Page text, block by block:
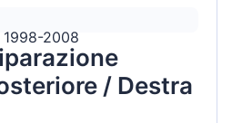
1998-2008
/ Destra